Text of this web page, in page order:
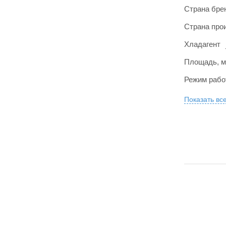
Страна
Страна
Хладагент
Площадь,
Режим
Показать все